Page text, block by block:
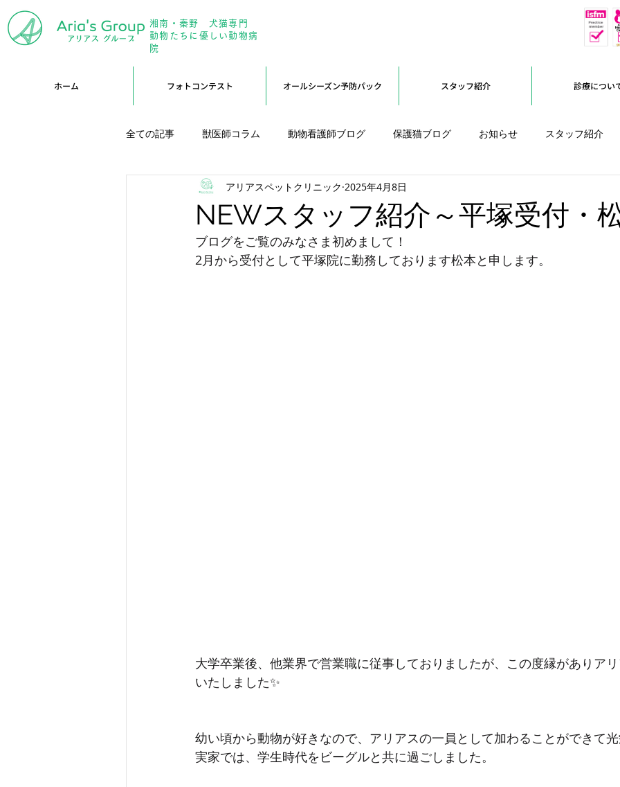
湘南・秦野 犬猫専門
動物たちに優しい動物病
院
ホーム フォトコンテスト オールシーズン予防パック スタッフ紹介 診療につい
全ての記事 獣医師コラム 動物看護師ブログ 保護猫ブログ お知らせ スタッフ紹介
アリーブログ Branブログ オープンに向けて
NEWスタッフ紹介～平塚受付・
アリアスペットクリニック 2025年4月8日
ブログをご覧のみなさま初めまして！
2月から受付として平塚院に勤務しております松本と申します。
大学卒業後、他業界で営業職に従事しておりましたが、この度縁がありア
いたしました✨
幼い頃から動物が好きなので、アリアスの一員として加わることができて
実家では、学生時代をビーグルと共に過ごしました。